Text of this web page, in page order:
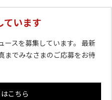
ています
ースを募集しています。 最新
までみなさまのご応募をお待
こちら